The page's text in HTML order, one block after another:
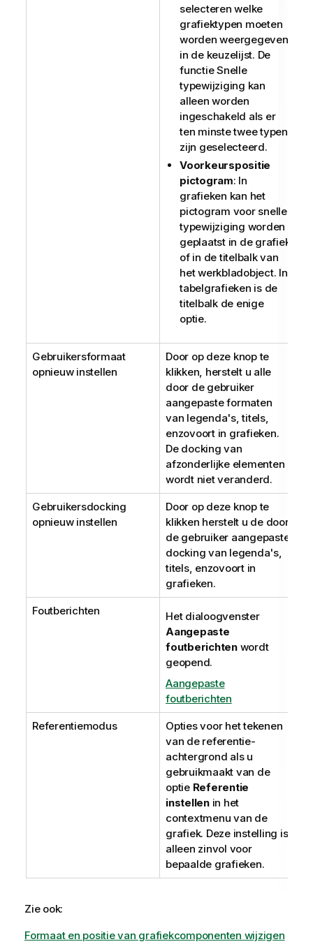
selecteren welke
grafiektypen moeten
worden weergegeven
in de keuzelijst. De
functie Snelle
typewijziging kan
alleen worden
ingeschakeld als er
ten minste twee typen
zijn geselecteerd.
Voorkeurspositie
pictogram: In
grafieken kan het
pictogram voor snelle
typewijziging worden
geplaatst in de grafiek
of in de titelbalk van
het werkbladobject. In
tabelgrafieken is de
titelbalk de enige
optie.
Gebruikersformaat
opnieuw instellen
Door op deze knop te
klikken, herstelt u alle
door de gebruiker
aangepaste formaten
van legenda's, titels,
enzovoort in grafieken.
De docking van
afzonderlijke elementen
wordt niet veranderd.
Gebruikersdocking
opnieuw instellen
Door op deze knop te
klikken herstelt u de door
de gebruiker aangepaste
docking van legenda's,
titels, enzovoort in
grafieken.
Foutberichten
Het dialoogvenster
Aangepaste
foutberichtenwordt
geopend.
Aangepaste
foutberichten
Referentiemodus
Opties voor het tekenen
van de referentie-
achtergrond als u
gebruikmaakt van de
optie Referentie
instellenin het
contextmenu van de
grafiek. Deze instelling is
alleen zinvol voor
bepaalde grafieken.
Zie ook:
Formaat en positie van grafiekcomponenten wijzigen